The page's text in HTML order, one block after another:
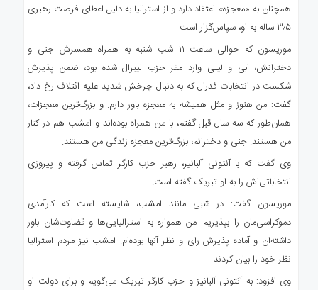
همچنان به «معجزه» اعتقاد دارد و از استرالیا به دلیل اعطای فرصت رهبری
۳٫۵ ساله به او، سپاس‌گزار است.
موریسون که حوالی ساعت ۱۱ شب شنبه به همراه همسرش جنی و
دخترانش، ابی و لیلی وارد مقر حزب لیبرال شده بود، ضمن پذیرش
شکست در انتخابات فدرال که به دنبال چرخش شدید علیه ائتلاف رخ داد،
گفت: من هنوز و مثل همیشه به معجزه باور دارم. و بزرگ‌ترین معجزات،
همان‌طور که سه سال قبل گفتم، با من همراه بوده‌اند و امشب هم در کنار
من هستند. جنی و دخترانم، بزرگ‌ترین معجزه زندگی من هستند.
وی گفت که با آنتونی آلبانیز، رهبر حزب کارگر تماس گرفته و پیروزی
انتخاباتی‌اش را به او تبریک گفته است.
موریسون گفت: در شبی مانند امشب، شایسته است که کارآمدی
دموکراسی‌مان را بپذیریم. من همواره به استرالیایی‌ها و قضاوت‌شان باور
داشته‌ان و آماده پذیرش رای و نظر آنها بوده‌ام. امشب نیز مردم استرالیا
نظر خود را بیان کردند.
وی افزود: به آنتونی آلبانیز و حزب کارگر تبریک می‌گویم و برای دولت او